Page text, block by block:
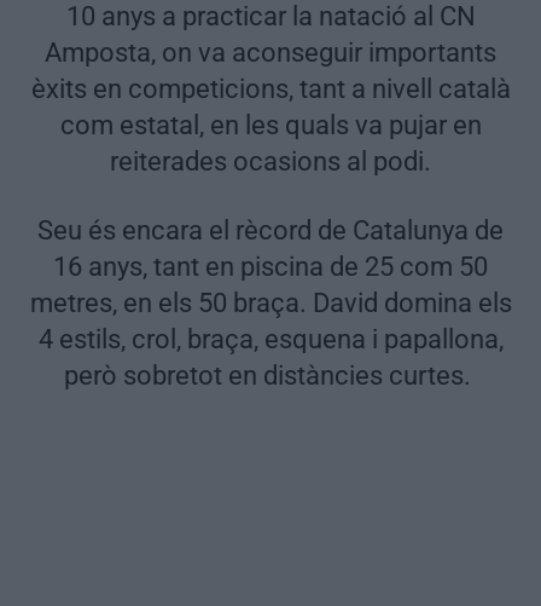
10 anys a practicar la natació al CN
Amposta, on va aconseguir importants
èxits en competicions, tant a nivell català
com estatal, en les quals va pujar en
reiterades ocasions al podi.
Seu és encara el rècord de Catalunya de
16 anys, tant en piscina de 25 com 50
metres, en els 50 braça. David domina els
4 estils, crol, braça, esquena i papallona,
però sobretot en distàncies curtes.